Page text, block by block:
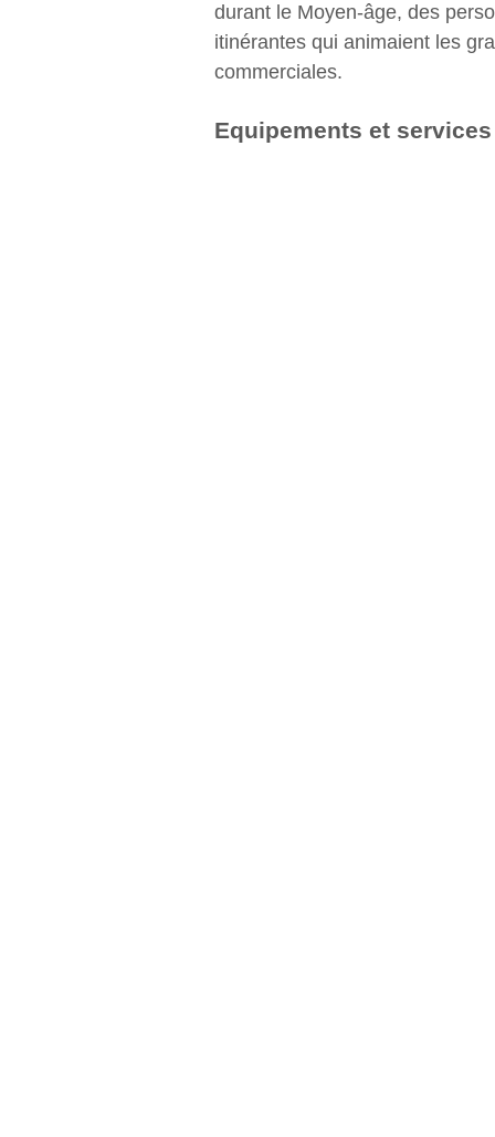
durant le Moyen-âge, des
itinérantes qui animaient les
commerciales.
Equipements et services